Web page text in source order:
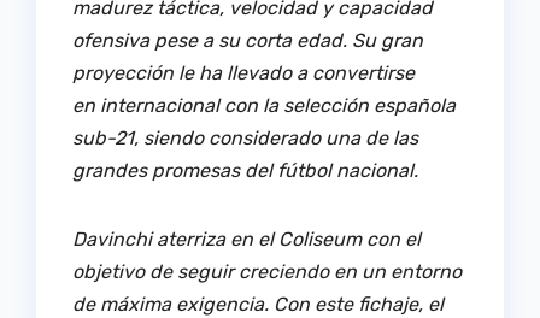
madurez táctica, velocidad y capacidad
ofensiva pese a su corta edad. Su gran
proyección le ha llevado a convertirse
en internacional con la selección española
sub-21, siendo considerado una de las
grandes promesas del fútbol nacional.
Davinchi aterriza en el Coliseum con el
objetivo de seguir creciendo en un entorno
de máxima exigencia. Con este fichaje, el